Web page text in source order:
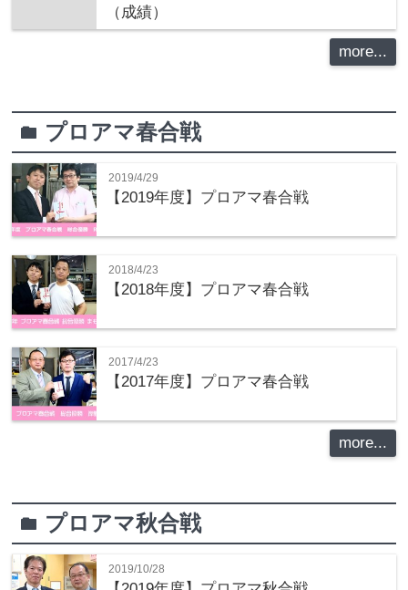
（成績）
more...
folder プロアマ春合戦
2019/4/29
【2019年度】プロアマ春合戦
2018/4/23
【2018年度】プロアマ春合戦
2017/4/23
【2017年度】プロアマ春合戦
more...
folder プロアマ秋合戦
2019/10/28